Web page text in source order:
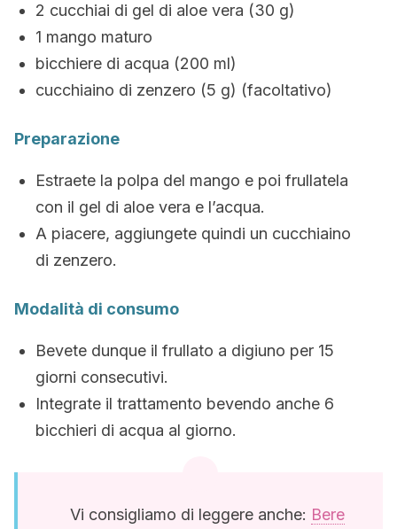
2 cucchiai di gel di aloe vera (30 g)
1 mango maturo
bicchiere di acqua (200 ml)
cucchiaino di zenzero (5 g) (facoltativo)
Preparazione
Estraete la polpa del mango e poi frullatela
con il gel di aloe vera e l’acqua.
A piacere, aggiungete quindi un cucchiaino
di zenzero.
Modalità di consumo
Bevete dunque il frullato a digiuno per 15
giorni consecutivi.
Integrate il trattamento bevendo anche 6
bicchieri di acqua al giorno.
Vi consigliamo di leggere anche: Bere